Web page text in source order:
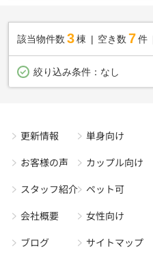
該当物件数 3棟 空き数 7 件
絞り込み条件： なし
更新情報
お客様の声
スタッフ紹介
会社概要
ブログ
単身向け
カップル向け
ペット可
女性向け
サイトマップ